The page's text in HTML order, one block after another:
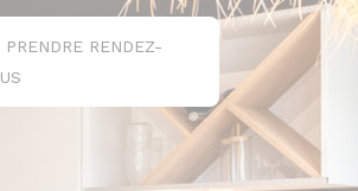
PRENDRE RENDEZ-